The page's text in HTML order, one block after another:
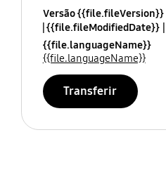
Versão {{file.fileVersion}}
{{file.fileModifiedDate}}
{{file.languageName}}
{{file.languageName}}
Transferir